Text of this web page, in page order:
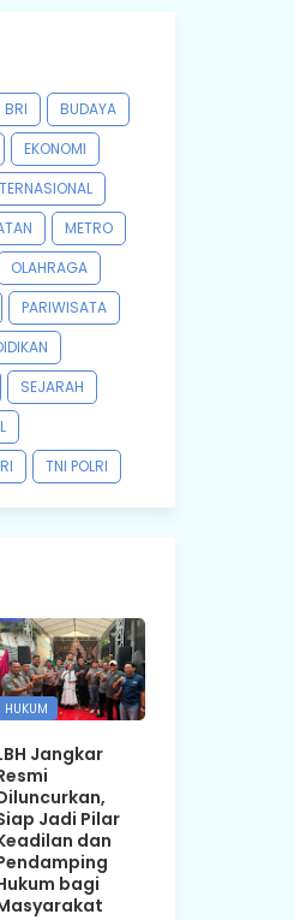
BRI
BUDAYA
EKONOMI
METRO
OLAHRAGA
PARIWISATA
SEJARAH
TNI POLRI
HUKUM
Jangkar
Jadi Pilar
dan
bagi